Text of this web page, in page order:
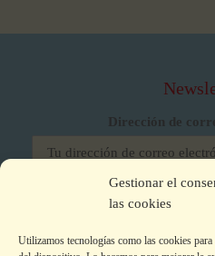
Gestionar el
las cookies
Utilizamos tecnologías como las cookies
Dirección de
He leído y acepto los